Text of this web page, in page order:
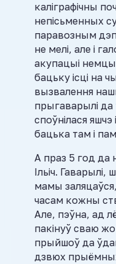
каліграфічны
непісьменных
паравозным
не мелі, але і
акупацыі немцы
бацьку ісці на
вызвалення
прыгаварылі
споўнілася
бацька там і
А праз 5 год да
Ільіч.
мамы
часам кожны
Але, пэўна, ад
пакінуў сваю
прыйшоў да
дзвюх